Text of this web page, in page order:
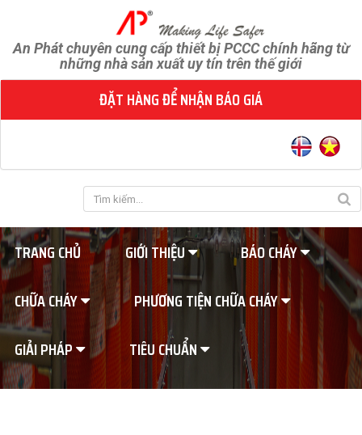
An Phát chuyên cung cấp thiết bị PCCC chính hãng từ
những nhà sản xuất uy tín trên thế giới
ĐẶT HÀNG ĐỂ NHẬN BÁO GIÁ
TRANG CHỦ GIỚI THIỆU
BÁO CHÁY
CHỮA CHÁY
PHƯƠNG TIỆN CHỮA CHÁY
GIẢI PHÁP
TIÊU CHUẨN